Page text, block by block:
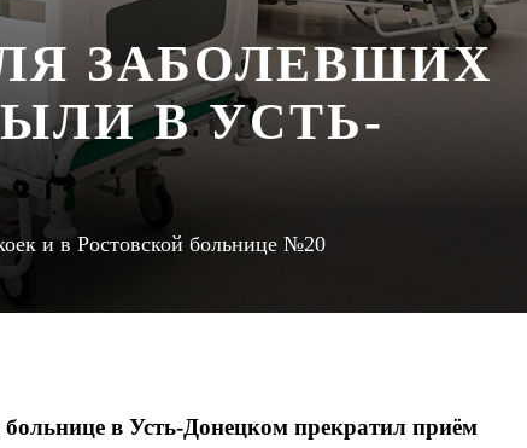
ЗАБОЛЕВШИХ
В УСТЬ-
и в Ростовской больнице №20
в Усть-Донецком прекратил приём